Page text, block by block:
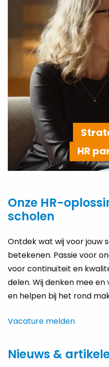
Onze HR-
scholen
Ontdek wat wij voor jouw
betekenen. Passie voor
voor continuïteit en
delen. Wij denken mee en
en helpen bij het rond
Vacature melden
HR
Nieuws &